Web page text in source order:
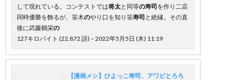
して現れている。コンテストでは将太と同等の寿司 を作り二店
同時優勝を飾るが、笹木のやり口を知り笹寿司 と絶縁。その直
後に武藤鶴栄の
127キロバイト (22,872 語) – 2022年5月5日 (木) 11:19
【漫画メシ】ひよっこ寿司、アワビとろろ